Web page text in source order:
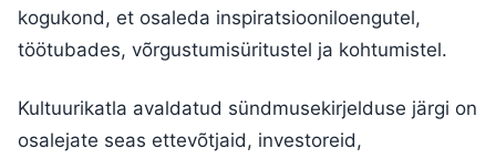
kogukond, et osaleda inspiratsiooniloengutel,
töötubades, võrgustumisüritustel ja kohtumistel.
Kultuurikatla avaldatud sündmusekirjelduse järgi on
osalejate seas ettevõtjaid, investoreid,